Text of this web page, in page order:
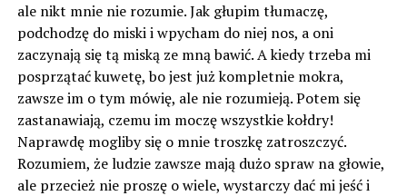
ale nikt mnie nie rozumie. Jak głupim tłumaczę,
podchodzę do miski i wpycham do niej nos, a oni
zaczynają się tą miską ze mną bawić. A kiedy trzeba mi
posprzątać kuwetę, bo jest już kompletnie mokra,
zawsze im o tym mówię, ale nie rozumieją. Potem się
zastanawiają, czemu im moczę wszystkie kołdry!
Naprawdę mogliby się o mnie troszkę zatroszczyć.
Rozumiem, że ludzie zawsze mają dużo spraw na głowie,
ale przecież nie proszę o wiele, wystarczy dać mi jeść i